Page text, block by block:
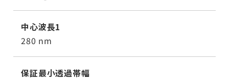
中心波長1
280 nm
保証最小透過帯幅